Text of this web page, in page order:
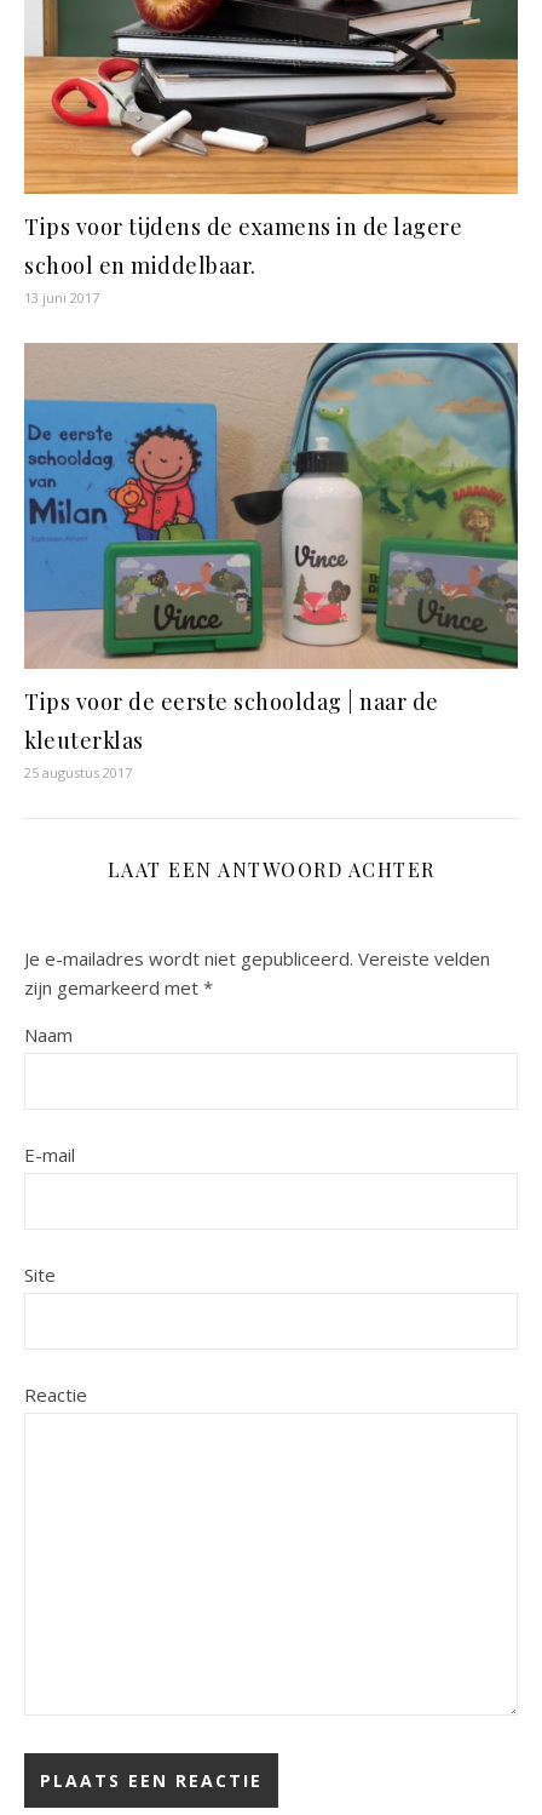
Tips voor tijdens de examens in de lagere
school en middelbaar.
13 juni 2017
Tips voor de eerste schooldag | naar de
kleuterklas
25 augustus 2017
LAAT EEN ANTWOORD ACHTER
Je e-mailadres wordt niet gepubliceerd. Vereiste velden
zijn gemarkeerd met *
Naam
E-mail
Site
Reactie